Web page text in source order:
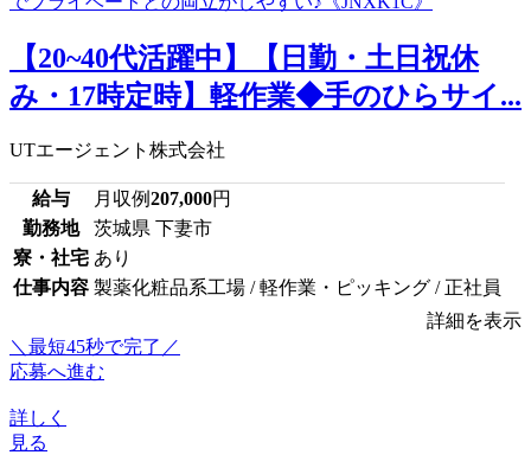
【20~40代活躍中】【日勤・土日祝休
み・17時定時】軽作業◆手のひらサイ...
UTエージェント株式会社
給与 月収例207,000円
勤務地
茨城県 下妻市
寮・社宅 あり
仕事内容 製薬化粧品系工場 / 軽作業・ピッキング / 正社員
詳細を表示
＼最短45秒で完了／
応募へ進む
詳しく
見る